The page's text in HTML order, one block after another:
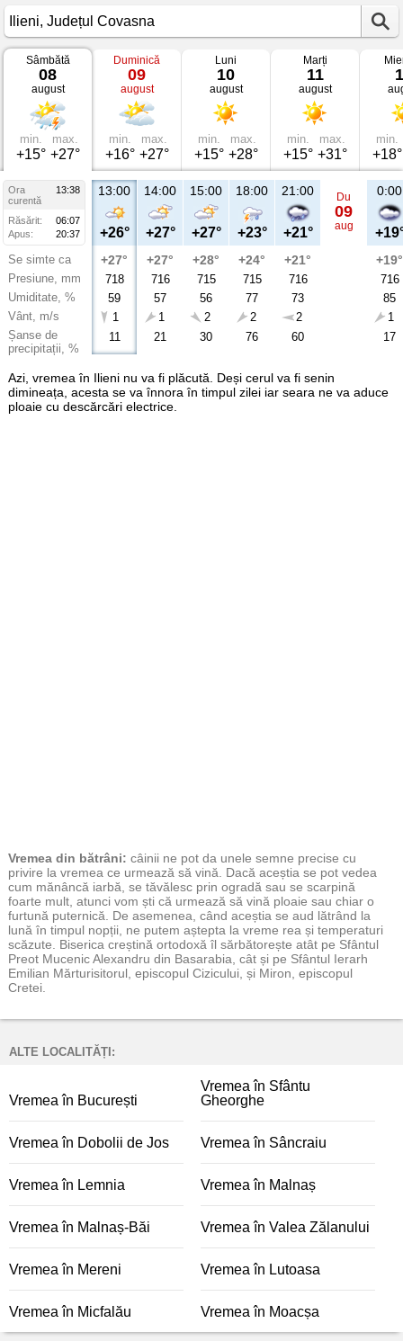
Vremea
Ilieni
Județul
Covasna
Sâmbătă
08
august
min.
+15°
max.
+27°
Duminică
09
august
min.
+16°
max.
+27°
Luni
10
august
min.
+15°
max.
+28°
Marți
11
august
min.
+15°
max.
+31°
min.
+18°
Ora
13:38
curentă
Răsărit:
06:07
Apus:
20:37
Se simte ca
Presiune, mm
Umiditate, %
Vânt, m/s
Șanse de
precipitații, %
13:00
+26°
+27°
718
59
1
11
14:00
+27°
+27°
716
57
1
21
15:00
+27°
+28°
715
56
2
30
18:00
+23°
+24°
715
77
2
76
21:00
+21°
+21°
716
73
2
60
Du
09
aug
0:00
+19°
716
85
1
17
Azi, vremea în Ilieni nu va fi plăcută. Deși cerul va fi senin
dimineața, acesta se va înnora în timpul zilei iar seara ne va aduce
ploaie cu descărcări electrice.
Vremea din bătrâni: câinii ne pot da unele semne precise cu
privire la vremea ce urmează să vină. Dacă aceștia se pot vedea
cum mănâncă iarbă, se tăvălesc prin ogradă sau se scarpină
foarte mult, atunci vom ști că urmează să vină ploaie sau chiar o
furtună puternică. De asemenea, când aceștia se aud lătrând la
lună în timpul nopții, ne putem aștepta la vreme rea și temperaturi
scăzute. Biserica creștină ortodoxă îl sărbătorește atât pe Sfântul
Preot Mucenic Alexandru din Basarabia, cât și pe Sfântul Ierarh
Emilian Mărturisitorul, episcopul Cizicului, și Miron, episcopul
Cretei.
ALTE LOCALITĂȚI:
Vremea în București
Vremea în Sfântu
Gheorghe
Vremea în Dobolii de Jos Vremea în Sâncraiu
Vremea în Lemnia Vremea în Malnaș
Vremea în Malnaș-Băi Vremea în Valea Zălanului
Vremea în Mereni Vremea în Lutoasa
Vremea în Micfalău Vremea în Moacșa